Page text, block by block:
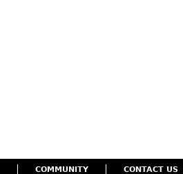
COMMUNITY CONTACT US